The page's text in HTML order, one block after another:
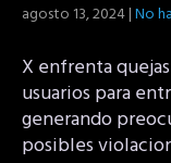
agosto 13, 2024|No
X enfrenta
usuarios para
generando
posibles